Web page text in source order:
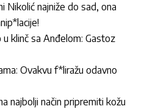
Nikolić najniže do sad, ona
klinč sa Anđelom: Gastoz
Ovakvu f*liražu odavno
najbolji način pripremiti kožu